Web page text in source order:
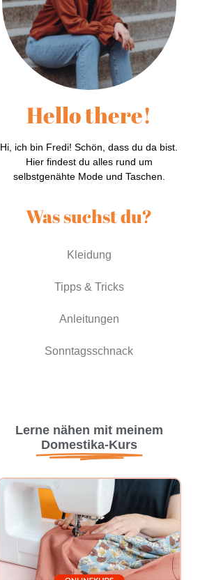
Hello there!
Hi, ich bin Fredi! Schön, dass du da bist.
Hier findest du alles rund um
selbstgenähte Mode und Taschen.
Was suchst du?
Kleidung
Tipps & Tricks
Anleitungen
Sonntagsschnack
Lerne nähen mit meinem
Domestika-Kurs